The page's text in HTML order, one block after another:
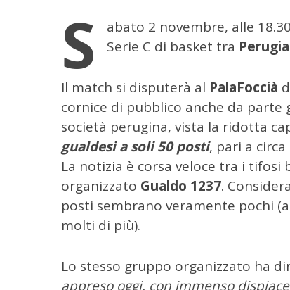
S
abato 2 novembre, alle
Serie C di basket tra
Il match si disputerà al PalaFoccià
cornice di pubblico anche da parte
società perugina, vista la ridotta
gualdesi a soli 50 posti, pari a
La notizia è corsa veloce tra i
organizzato Gualdo 1237.
posti sembrano veramente pochi
molti di più).
Lo stesso gruppo organizzato ha
appreso oggi, con immenso
r
c